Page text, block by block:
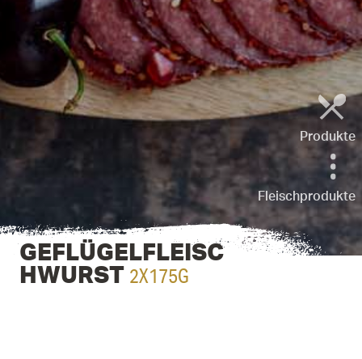
Produkte
Fleischprodukte
GEFLÜGELFLEISC
HWURST 2X175G